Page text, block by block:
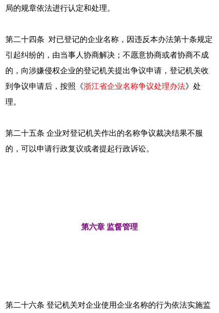
局的规章依法进行认定和处理。
第二十四条 对已登记的企业名称，因违反本办法第十条规定
引起纠纷的，由当事人协商解决；不愿意协商或者协商不成
的，向涉嫌侵权企业的登记机关提出争议申请，登记机关收
到争议申请后，按照《浙江省企业名称争议处理办法》处
理。
第二十五条 企业对登记机关作出的名称争议裁决结果不服
的，可以申请行政复议或者提起行政诉讼。
第六章 监督管理
第二十六条 登记机关对企业使用企业名称的行为依法实施监